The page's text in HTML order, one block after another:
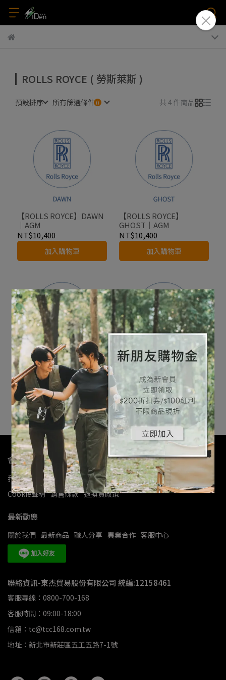
ROLLS ROYCE ( 勞斯萊斯 )
預設排序 所有篩選條件 共 4 件商品
【ROLLS ROYCE】DAWN
｜AGM
NT$10,400
加入購物車
【ROLLS ROYCE】
GHOST｜AGM
NT$10,400
加入購物車
【ROLLS ROYCE】
PHANTOM｜AGM｜EFB
｜SMF
NT$6,600
加入購物車
【ROLLS ROYCE】
WRAITH｜AGM
NT$10,400
加入購物車
會員資訊
我的帳戶 隱私政策 使用條款 會員權益 防詐騙宣導
Cookie聲明 銷售條款 退換貨政策
最新動態
關於我們 最新商品 職人分享 異業合作 客服中心
聯絡資訊-東杰貿易股份有限公司 統編:12158461
客服專線：0800-700-168
客服時間：09:00-18:00
信箱：tc@tcc168.com.tw
地址：新北市新莊區五工五路7-1號